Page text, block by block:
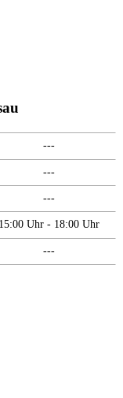
---
---
---
15:00 Uhr - 18:00 Uhr
---